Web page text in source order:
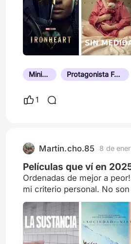
Miniserie Protagonista Femenina
1
Martin.cho.85 8 de
Películas que ví en
Ordenadas de mejor a
mi criterio personal. No
estrenadas en el 2025.